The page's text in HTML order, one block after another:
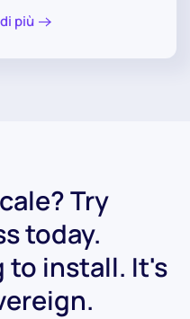
più
Try
today.
to install. It's